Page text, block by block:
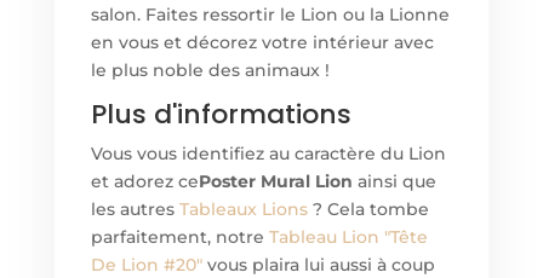
salon. Faites ressortir le Lion ou la Lionne
en vous et décorez votre intérieur avec
le plus noble des animaux !
Plus d'informations
Vous vous identifiez au caractère du Lion
et adorez cePoster Mural Lion ainsi que
les autres Tableaux Lions? Cela tombe
parfaitement, notre Tableau Lion "Tête
De Lion #20"vous plaira lui aussi à coup